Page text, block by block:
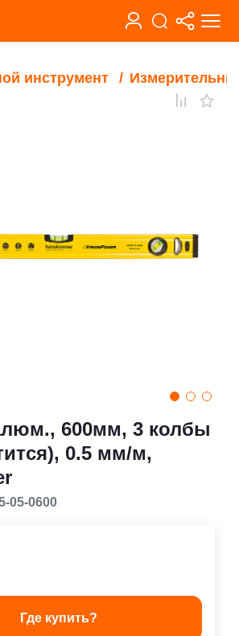
инструмент
600мм, 3 колбы
0.5 мм/м,
05-0600
Где купить?